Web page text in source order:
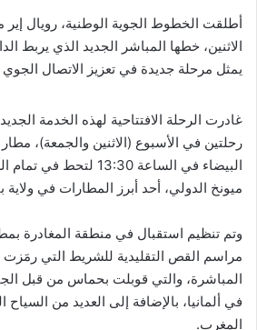
الاثنين، خطها المباشر الجديد الذي يربط
يمثل مرحلة جديدة في تعزيز الاتصال الجوي
غادرت الرحلة الافتتاحية لهذه الخدمة
رحلتين في الأسبوع (الاثنين والجمعة)،
ميونخ الدولي، أحد أبرز المطارات في ولاية
وتم تنظيم استقبال في منطقة المغادرة
مراسم القص التقليدية للشريط التي رمَزت
المباشرة، والتي قوبلت بحماس من قبل
في ألمانيا، بالإضافة إلى العديد من
المغرب.